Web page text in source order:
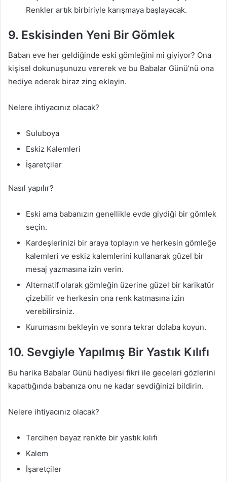
Renkler artık birbiriyle karışmaya başlayacak.
9. Eskisinden Yeni Bir Gömlek
Baban eve her geldiğinde eski gömleğini mi giyiyor? Ona
kişisel dokunuşunuzu vererek ve bu Babalar Günü’nü ona
hediye ederek biraz zing ekleyin.
Nelere ihtiyacınız olacak?
Suluboya
Eskiz Kalemleri
İşaretçiler
Nasıl yapılır?
Eski ama babanızın genellikle evde giydiği bir gömlek
seçin.
Kardeşlerinizi bir araya toplayın ve herkesin gömleğe
kalemleri ve eskiz kalemlerini kullanarak güzel bir
mesaj yazmasına izin verin.
Alternatif olarak gömleğin üzerine güzel bir karikatür
çizebilir ve herkesin ona renk katmasına izin
verebilirsiniz.
Kurumasını bekleyin ve sonra tekrar dolaba koyun.
10. Sevgiyle Yapılmış Bir Yastık Kılıfı
Bu harika Babalar Günü hediyesi fikri ile geceleri gözlerini
kapattığında babanıza onu ne kadar sevdiğinizi bildirin.
Nelere ihtiyacınız olacak?
Tercihen beyaz renkte bir yastık kılıfı
Kalem
İşaretçiler